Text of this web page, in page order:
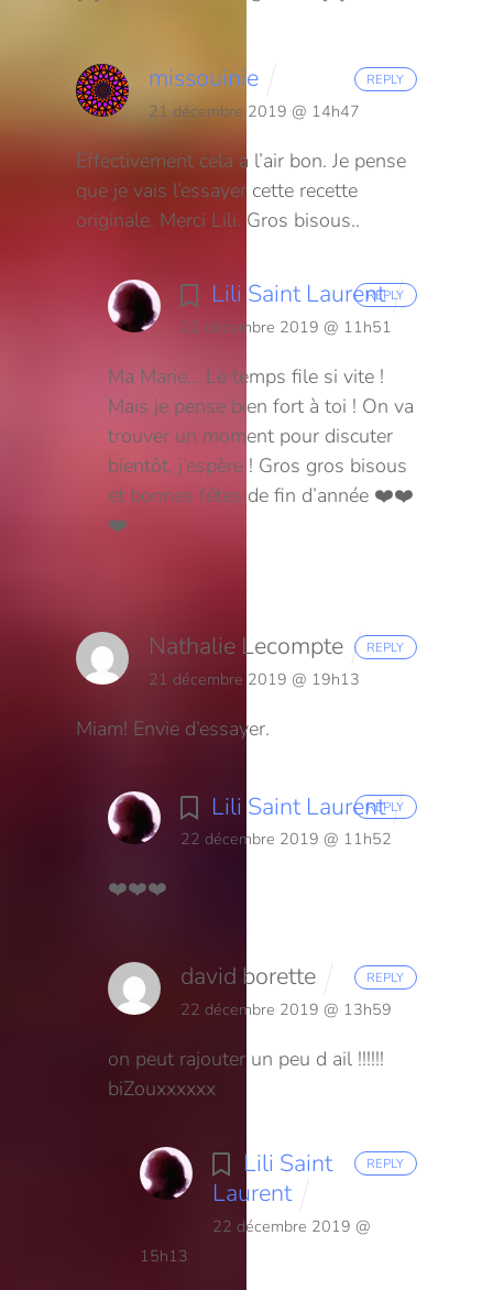
missouinie
21 décembre 2019 @ 14h47
Effectivement cela a l’air bon. Je pense
que je vais l’essayer cette recette
originale. Merci Lili. Gros bisous..
REPLY
Lili Saint Laurent
22 décembre 2019 @ 11h51
Ma Marie… Le temps file si vite !
Mais je pense bien fort à toi ! On va
trouver un moment pour discuter
bientôt, j’espère ! Gros gros bisous
et bonnes fêtes de fin d’année ❤️❤️
❤️
REPLY
Nathalie Lecompte
21 décembre 2019 @ 19h13
Miam! Envie d’essayer.
REPLY
Lili Saint Laurent
22 décembre 2019 @ 11h52
❤️❤️❤️
REPLY
david borette
22 décembre 2019 @ 13h59
on peut rajouter un peu d ail !!!!!!
biZouxxxxxx
REPLY
Lili Saint
Laurent
22 décembre 2019 @
15h13
REPLY